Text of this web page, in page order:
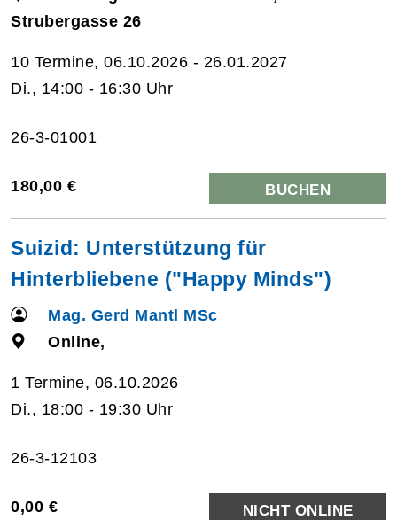
Strubergasse 26
10 Termine, 06.10.2026 - 26.01.2027
Di., 14:00 - 16:30 Uhr
26-3-01001
180,00 € BUCHEN
Suizid: Unterstützung für
Hinterbliebene ("Happy Minds")
Mag. Gerd Mantl MSc
Online,
1 Termine, 06.10.2026
Di., 18:00 - 19:30 Uhr
26-3-12103
0,00 €
NICHT ONLINE